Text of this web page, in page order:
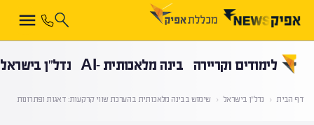
לימודים וקריירה בינה מלאכותית -AI נדל”ן בישראל
דף הבית ‹ נדל”ן בישראל ‹ שימוש בבינה מלאכותית בהערכת שווי קרקעות: דאגות ופתרונות